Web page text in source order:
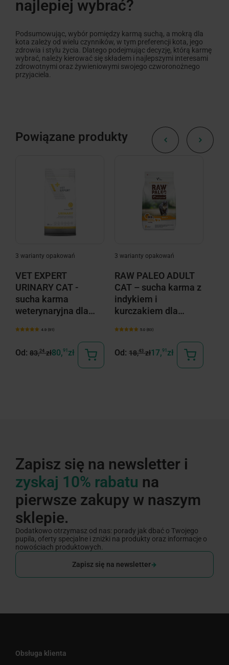
najlepiej wybrać?
Podsumowując, wybór pomiędzy karmą suchą, a mokrą dla
kota zależy od wielu czynników, w tym preferencji kota, jego
zdrowia i stylu życia. Dlatego podejmując decyzję, którą karmę
wybrać, należy kierować się składem i najlepszymi interesami
zdrowotnymi oraz żywieniowymi swojego czworonożnego
przyjaciela.
Powiązane produkty
3 warianty opakowań
VET EXPERT
URINARY CAT -
sucha karma
weterynaryjna dla
4.9 (91)
Od: 83,24zł80,91 zł
3 warianty opakowań
RAW PALEO ADULT
CAT – sucha karma z
indykiem i
kurczakiem dla
5.0 (63)
Od: 18,43zł17,91 zł
Zapisz się na newsletter i
zyskaj 10% rabatu na
pierwsze zakupy w naszym
sklepie.
Dodatkowo otrzymasz od nas: porady jak dbać o Twojego
pupila, oferty specjalne i zniżki na produkty oraz informacje o
nowościach produktowych.
Zapisz się na newsletter
Obsługa klienta